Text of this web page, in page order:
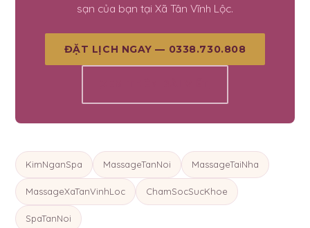
sạn của bạn tại Xã Tân Vĩnh Lộc.
ĐẶT LỊCH NGAY — 0338.730.808
KimNganSpa MassageTanNoi MassageTaiNha
MassageXaTanVinhLoc ChamSocSucKhoe
SpaTanNoi